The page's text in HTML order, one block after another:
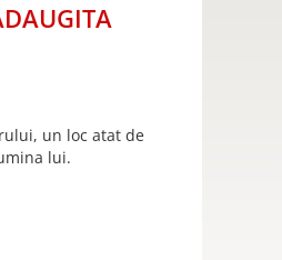
un loc atat de
lui.